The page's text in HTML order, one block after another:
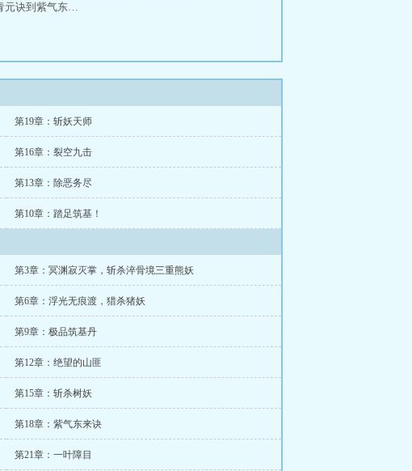
诀到紫气东…
第19章：斩妖天师
第16章：裂空九击
第13章：除恶务尽
第10章：踏足筑基！
第3章：冥渊寂灭掌，斩杀淬骨境三重熊妖
第6章：浮光无痕渡，猎杀猪妖
第9章：极品筑基丹
第12章：绝望的山匪
第15章：斩杀树妖
第18章：紫气东来诀
第21章：一叶障目